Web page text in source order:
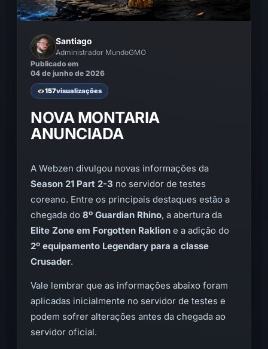
Santiago
Administrador MundoGMO
Publicado em
04 de junho de 2026
157visualizações
NOVA MONTARIA
ANUNCIADA
A Webzen divulgou novas informações da
Season 21 Part 2-3 no servidor de testes
coreano. Entre os principais destaques estão a
chegada do 8º Guardian Rhino, a abertura da
Elite Zone em Forgotten Raklion e a adição do
2º equipamento Legendary para a classe
Crusader.
Vale lembrar que as informações abaixo foram
aplicadas inicialmente no servidor de testes e
podem sofrer alterações antes da chegada ao
servidor oficial.